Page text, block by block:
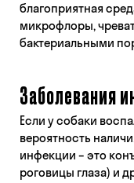
благоприятная
микрофлоры,
бактериальными
Заболевания
Если у собаки
вероятность
инфекции – это
роговицы глаза) и